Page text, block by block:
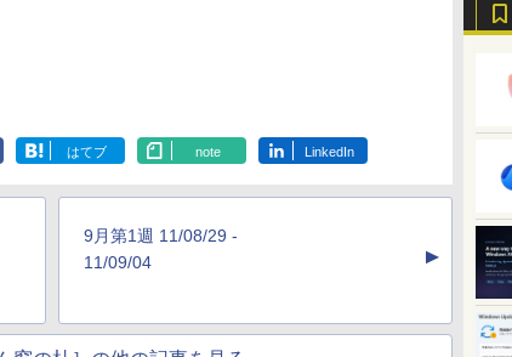
はてブ note LinkedIn
9月第1週 11/08/29 -
11/09/04
▲